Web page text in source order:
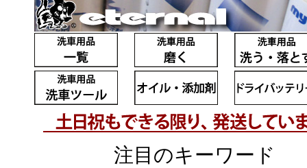
注目のキーワード